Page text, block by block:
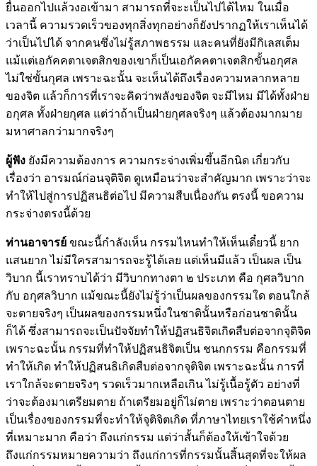
ยื่นออกไปแล้วงอเข้ามา สามารถที่จะะเป็นไปได้ไหม ในเมื่อ
เวลานี้ ความรวดเร็วของทุกสิ่งทุกอย่างก็ยังปรากฏให้เราเห็นได้
ว่าเป็นไปได้ จากคนซึ่งไม่รู้สภาพธรรม และคนที่ยังมีกิเลสเต็ม
แม้แต่เอกัคคตาเจตสิกของเขาก็เป็นเอกัคคตาเจตสิกขั้นอกุศล
ไม่ใช่ขั้นกุศล เพราะฉะนั้น จะเห็นได้ถึงเรื่องความหลากหลาย
ของจิต แล้วก็การที่เราจะคิดว่าพลังของจิต จะมีไหม มีได้ทั้งฝ่าย
อกุศล ทั้งฝ่ายกุศล แต่ว่าถ้าเป็นฝ่ายกุศลจริงๆ แล้วต้องมากมาย
มหาศาลกว่ามากจริงๆ
ผู้ฟัง ยังมีความต้องการ ความกระจ่างเพิ่มขึ้นอีกนิด เกี่ยวกับ
เรื่องว่า อารมณ์ก่อนจุติจิต ดูเหมือนว่าจะสำคัญมาก เพราะว่าจะ
ทำให้ไปสู่การปฏิสนธิต่อไป มีความสืบเนื่องกัน ตรงนี้ ขอความ
กระจ่างตรงนี้ด้วย
ท่านอาจารย์ ขณะนี้กำลังเห็น กรรมไหนทำให้เห็นเดี๋ยวนี้ ยาก
แสนยาก ไม่มีใครสามารถจะรู้ได้เลย แต่เห็นมีแล้ว เป็นผล เป็น
วิบาก นี้เราทราบได้ว่า มีวิบากทางตา ๒ ประเภท คือ กุศลวิบาก
กับ อกุศลวิบาก แม้ขณะนี้ยังไม่รู้ว่าเป็นผลของกรรมใด ตอนใกล้
จะตายจริงๆ เป็นผลของกรรมหนึ่งในชาตินั้นหรือก่อนชาตินั้น
ก็ได้ ซึ่งสามารถจะเป็นปัจจัยทำให้ปฏิสนธิจิตเกิดสืบต่อจากจุติจิต
เพราะฉะนั้น กรรมที่ทำให้ปฏิสนธิจิตเป็น ชนกกรรม คือกรรมที่
ทำให้เกิด ทำให้ปฏิสนธิเกิดสืบต่อจากจุติจิต เพราะฉะนั้น การที่
เราใกล้จะตายจริงๆ รวดเร็วมากเหลือเกิน ไม่รู้เนื้อรู้ตัว อย่างที่
ว่าจะต้องมาเตรียมตาย ถ้าเตรียมอยู่ก็ไม่ตาย เพราะว่าตอนตาย
เป็นเรื่องของกรรมที่จะทำให้จุติจิตเกิด ที่ภาษาไทยเราใช้คำหนึ่ง
ที่เหมาะมาก คือว่า ถึงแก่กรรม แต่ว่าสั้นก็ต้องให้เข้าใจด้วย
ถึงแก่กรรมหมายความว่า ถึงแก่การที่กรรมนั้นสิ้นสุดที่จะให้ผล